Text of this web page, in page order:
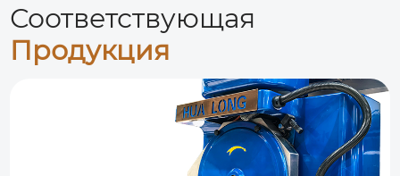
Соответствующая
Продукция